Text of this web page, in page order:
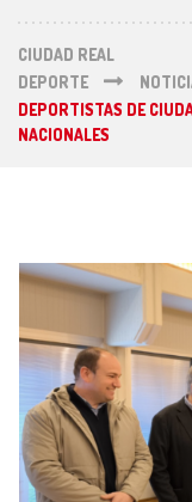
CIUDAD REAL
DEPORTE
DEPORTISTAS DE
NACIONALES